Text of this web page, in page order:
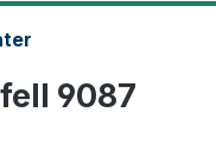
9087